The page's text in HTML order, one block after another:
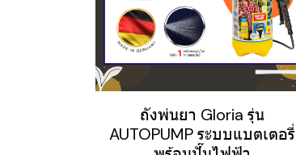
ถังพ่นยา Gloria รุ่น
AUTOPUMP ระบบแบตเตอรี่